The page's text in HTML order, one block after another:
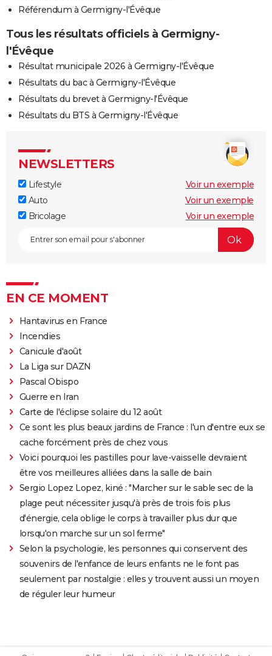
Référendum à Germigny-l'Évêque
Tous les résultats officiels à Germigny-
l'Évêque
Résultat municipale 2026 à Germigny-l'Évêque
Résultats du bac à Germigny-l'Évêque
Résultats du brevet à Germigny-l'Évêque
Résultats du BTS à Germigny-l'Évêque
NEWSLETTERS
Lifestyle
Voir un exemple
Auto
Voir un exemple
Bricolage
Voir un exemple
EN CE MOMENT
Hantavirus en France
Incendies
Canicule d'août
La Liga sur DAZN
Pascal Obispo
Guerre en Iran
Carte de l'éclipse solaire du 12 août
Ce sont les plus beaux jardins de France : l'un d'entre eux se
cache forcément près de chez vous
Voici pourquoi les pastilles pour lave-vaisselle devraient
être vos meilleures alliées dans la salle de bain
Sergio Lopez Lopez, kiné : "Marcher sur le sable sec de la
plage peut nécessiter jusqu'à près de trois fois plus
d'énergie, cela oblige le corps à travailler plus dur que
lorsqu'on marche sur un sol ferme"
Selon la psychologie, les personnes qui conservent des
souvenirs de l'enfance de leurs enfants ne le font pas
seulement par nostalgie : elles y trouvent aussi un moyen
de réguler leur humeur